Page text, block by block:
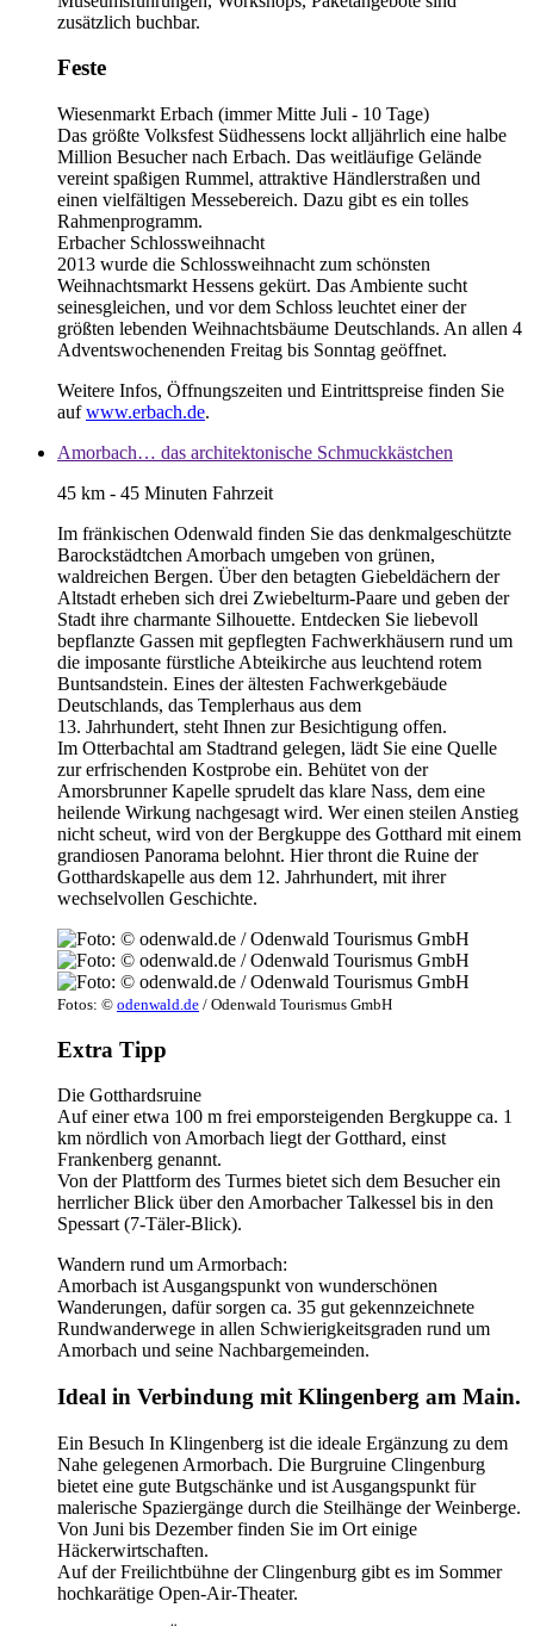
zusätzlich buchbar.
Feste
Wiesenmarkt Erbach (immer Mitte Juli - 10 Tage)
Das größte Volksfest Südhessens lockt alljährlich eine halbe
Million Besucher nach Erbach. Das weitläufige Gelände
vereint spaßigen Rummel, attraktive Händlerstraßen und
einen vielfältigen Messebereich. Dazu gibt es ein tolles
Rahmenprogramm.
Erbacher Schlossweihnacht
2013 wurde die Schlossweihnacht zum schönsten
Weihnachtsmarkt Hessens gekürt. Das Ambiente sucht
seinesgleichen, und vor dem Schloss leuchtet einer der
größten lebenden Weihnachtsbäume Deutschlands. An allen 4
Adventswochenenden Freitag bis Sonntag geöffnet.
Weitere Infos, Öffnungszeiten und Eintrittspreise finden Sie
aufwww.erbach.de.
Amorbach… das architektonische Schmuckkästchen
45 km - 45 Minuten Fahrzeit
Im fränkischen Odenwald finden Sie das denkmalgeschützte
Barockstädtchen Amorbach umgeben von grünen,
waldreichen Bergen. Über den betagten Giebeldächern der
Altstadt erheben sich drei Zwiebelturm-Paare und geben der
Stadt ihre charmante Silhouette. Entdecken Sie liebevoll
bepflanzte Gassen mit gepflegten Fachwerkhäusern rund um
die imposante fürstliche Abteikirche aus leuchtend rotem
Buntsandstein. Eines der ältesten Fachwerkgebäude
Deutschlands, das Templerhaus aus dem
13. Jahrhundert, steht Ihnen zur Besichtigung offen.
Im Otterbachtal am Stadtrand gelegen, lädt Sie eine Quelle
zur erfrischenden Kostprobe ein. Behütet von der
Amorsbrunner Kapelle sprudelt das klare Nass, dem eine
heilende Wirkung nachgesagt wird. Wer einen steilen Anstieg
nicht scheut, wird von der Bergkuppe des Gotthard mit einem
grandiosen Panorama belohnt. Hier thront die Ruine der
Gotthardskapelle aus dem 12. Jahrhundert, mit ihrer
wechselvollen Geschichte.
Fotos: © odenwald.de / Odenwald Tourismus GmbH
Extra Tipp
Die Gotthardsruine
Auf einer etwa 100 m frei emporsteigenden Bergkuppe ca. 1
km nördlich von Amorbach liegt der Gotthard, einst
Frankenberg genannt.
Von der Plattform des Turmes bietet sich dem Besucher ein
herrlicher Blick über den Amorbacher Talkessel bis in den
Spessart (7-Täler-Blick).
Wandern rund um Armorbach:
Amorbach ist Ausgangspunkt von wunderschönen
Wanderungen, dafür sorgen ca. 35 gut gekennzeichnete
Rundwanderwege in allen Schwierigkeitsgraden rund um
Amorbach und seine Nachbargemeinden.
Ideal in Verbindung mit Klingenberg am Main.
Ein Besuch In Klingenberg ist die ideale Ergänzung zu dem
Nahe gelegenen Armorbach. Die Burgruine Clingenburg
bietet eine gute Butgschänke und ist Ausgangspunkt für
malerische Spaziergänge durch die Steilhänge der Weinberge.
Von Juni bis Dezember finden Sie im Ort einige
Häckerwirtschaften.
Auf der Freilichtbühne der Clingenburg gibt es im Sommer
hochkarätige Open-Air-Theater.